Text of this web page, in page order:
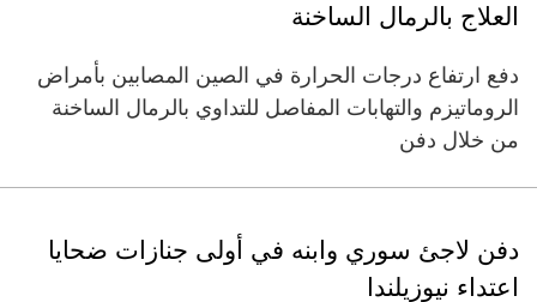
العلاج بالرمال الساخنة
دفع ارتفاع درجات الحرارة في الصين المصابين بأمراض
الروماتيزم والتهابات المفاصل للتداوي بالرمال الساخنة
من خلال دفن
دفن لاجئ سوري وابنه في أولى جنازات ضحايا
اعتداء نيوزيلندا